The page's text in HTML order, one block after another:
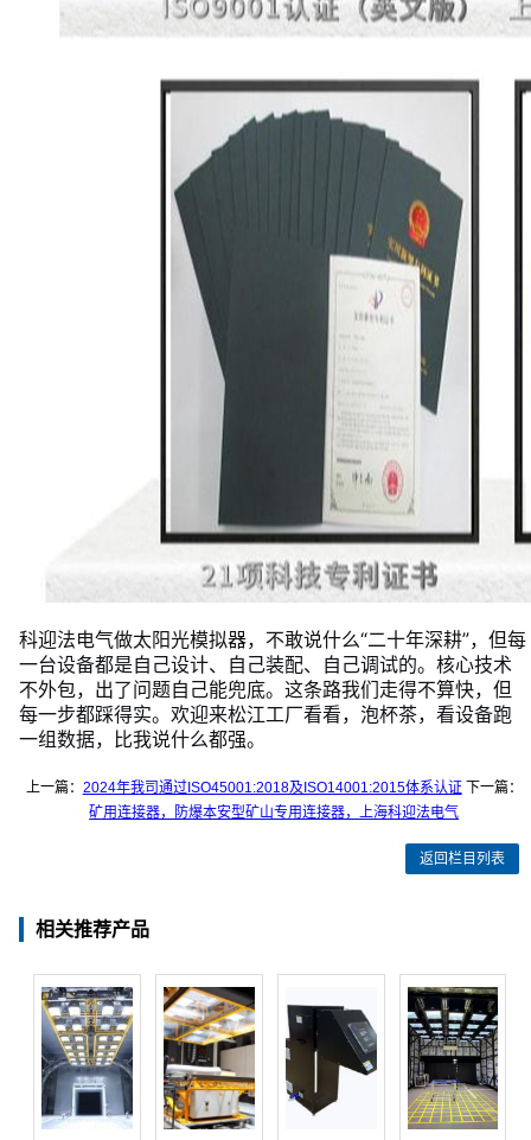
科迎法电气做太阳光模拟器，不敢说什么“二十年深耕”，但每
一台设备都是自己设计、自己装配、自己调试的。核心技术
不外包，出了问题自己能兜底。这条路我们走得不算快，但
每一步都踩得实。欢迎来松江工厂看看，泡杯茶，看设备跑
一组数据，比我说什么都强。
上一篇： 2024年我司通过ISO45001:2018及ISO14001:2015体系认证 下一篇：
矿用连接器，防爆本安型矿山专用连接器，上海科迎法电气
返回栏目列表
相关推荐产品